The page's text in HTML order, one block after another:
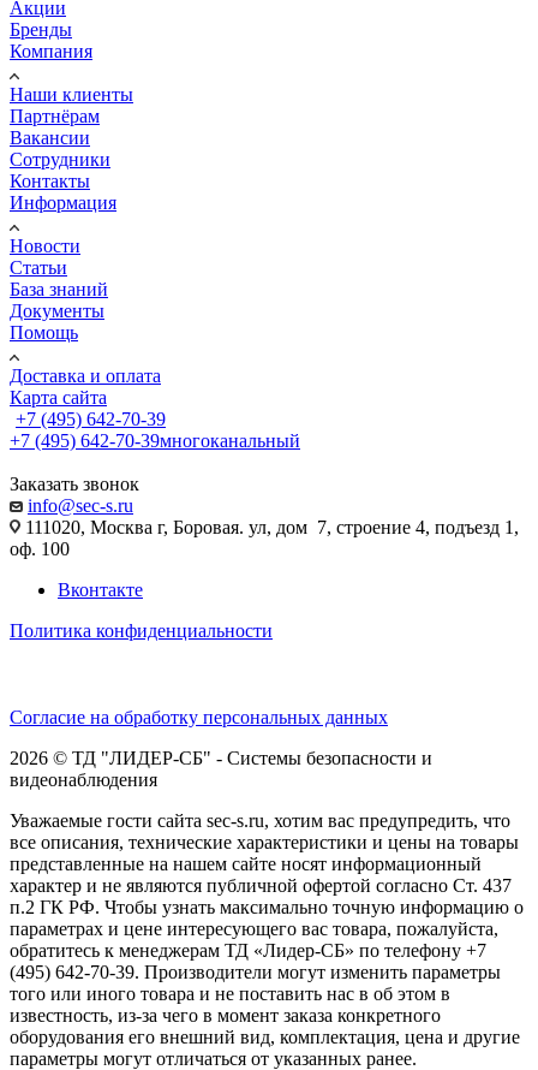
Акции
Бренды
Компания
Наши клиенты
Партнёрам
Вакансии
Сотрудники
Контакты
Информация
Новости
Статьи
База знаний
Документы
Помощь
Доставка и оплата
Карта сайта
+7 (495) 642-70-39
+7 (495) 642-70-39многоканальный
Заказать звонок
info@sec-s.ru
111020, Москва г, Боровая. ул, дом 7, строение 4, подъезд 1,
оф. 100
Вконтакте
Политика конфиденциальности
Согласие на обработку персональных данных
2026 © ТД "ЛИДЕР-СБ" - Системы безопасности и
видеонаблюдения
Уважаемые гости сайта sec-s.ru, хотим вас предупредить, что
все описания, технические характеристики и цены на товары
представленные на нашем сайте носят информационный
характер и не являются публичной офертой согласно Ст. 437
п.2 ГК РФ. Чтобы узнать максимально точную информацию о
параметрах и цене интересующего вас товара, пожалуйста,
обратитесь к менеджерам ТД «Лидер-СБ» по телефону +7
(495) 642-70-39. Производители могут изменить параметры
того или иного товара и не поставить нас в об этом в
известность, из-за чего в момент заказа конкретного
оборудования его внешний вид, комплектация, цена и другие
параметры могут отличаться от указанных ранее.